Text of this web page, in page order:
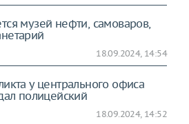
музей нефти, самоваров,
18.09.2024, 14:54
у центрального офиса
полицейский
18.09.2024, 14:52